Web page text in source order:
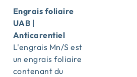
Engrais foliaire
UAB |
Anticarentiel
L'engrais Mn/S est
un engrais foliaire
contenant du